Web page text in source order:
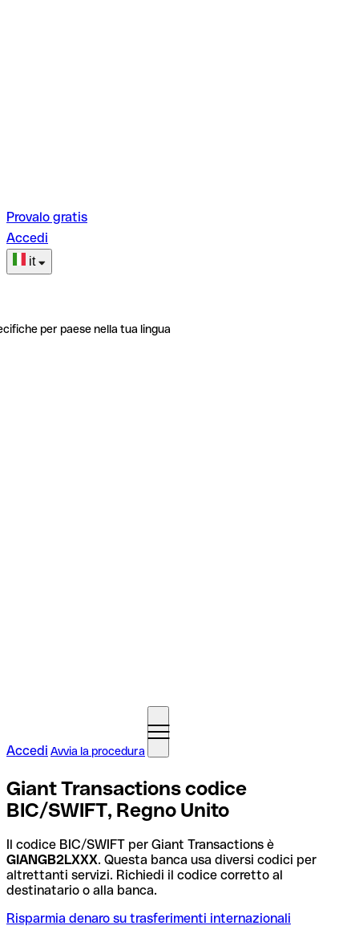
Provalo gratis
Accedi
it
per paese nella tua lingua
Accedi Avvia la procedura
Giant Transactions codice
BIC/SWIFT, Regno Unito
Il codice BIC/SWIFT per Giant Transactions è
GIANGB2LXXX. Questa banca usa diversi codici per
altrettanti servizi. Richiedi il codice corretto al
destinatario o alla banca.
Risparmia denaro su trasferimenti internazionali